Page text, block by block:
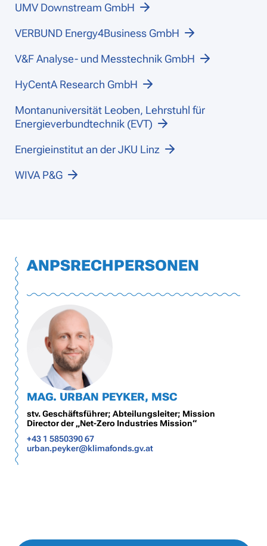
UMV Downstream GmbH
VERBUND Energy4Business GmbH
V&F Analyse- und Messtechnik GmbH
HyCentA Research GmbH
Montanuniversität Leoben, Lehrstuhl für
Energieverbundtechnik (EVT)
Energieinstitut an der JKU Linz
WIVA P&G
ANPSRECHPERSONEN
MAG. URBAN PEYKER, MSC
stv. Geschäftsführer; Abteilungsleiter; Mission
Director der „Net-Zero Industries Mission“
+43 1 5850390 67
urban.peyker@klimafonds.gv.at